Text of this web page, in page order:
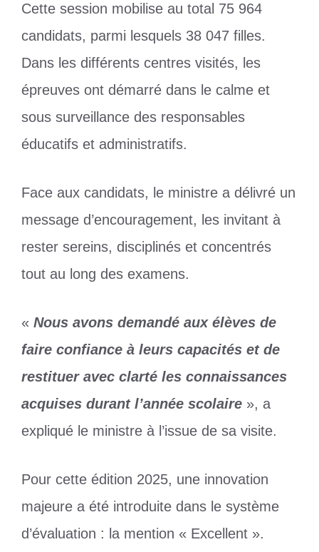
Cette session mobilise au total 75 964
candidats, parmi lesquels 38 047 filles.
Dans les différents centres visités, les
épreuves ont démarré dans le calme et
sous surveillance des responsables
éducatifs et administratifs.
Face aux candidats, le ministre a délivré un
message d’encouragement, les invitant à
rester sereins, disciplinés et concentrés
tout au long des examens.
« Nous avons demandé aux élèves de
faire confiance à leurs capacités et de
restituer avec clarté les connaissances
acquises durant l’année scolaire », a
expliqué le ministre à l’issue de sa visite.
Pour cette édition 2025, une innovation
majeure a été introduite dans le système
d’évaluation : la mention « Excellent ».